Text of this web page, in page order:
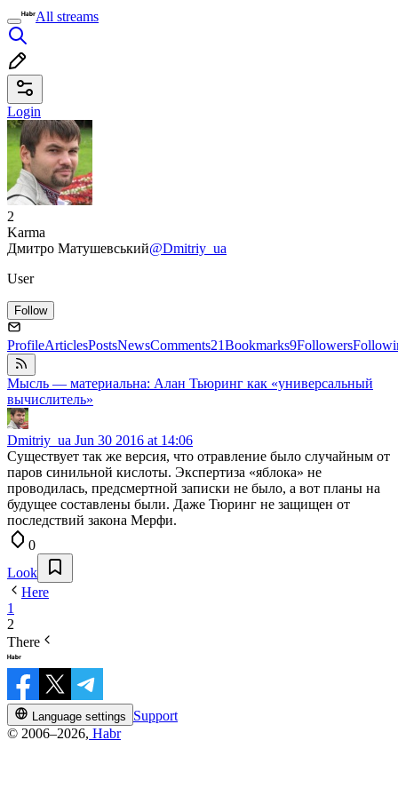
All streams
Login
2
Karma
Дмитро Матушевський@Dmitriy_ua
User
Follow
ProfileArticlesPostsNewsComments21Bookmarks9Followers
Мысль — материальна: Алан Тьюринг как «универсальный
вычислитель»
Dmitriy_ua Jun 30 2016 at 14:06
Существует так же версия, что отравление было случайным от
паров синильной кислоты. Экспертиза «яблока» не
проводилась, предсмертной записки не было, а вот планы на
будущее составлены были. Даже Тюринг не защищен от
последствий закона Мерфи.
0
Look
Here
1
2
There
Language settings
Support
© 2006–2026, Habr